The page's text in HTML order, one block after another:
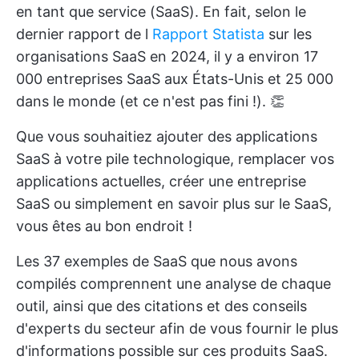
en tant que service (SaaS). En fait, selon le
dernier rapport de l Rapport Statista sur les
organisations SaaS en 2024, il y a environ 17
000 entreprises SaaS aux États-Unis et 25 000
dans le monde (et ce n'est pas fini !). 👏
Que vous souhaitiez ajouter des applications
SaaS à votre pile technologique, remplacer vos
applications actuelles, créer une entreprise
SaaS ou simplement en savoir plus sur le SaaS,
vous êtes au bon endroit !
Les 37 exemples de SaaS que nous avons
compilés comprennent une analyse de chaque
outil, ainsi que des citations et des conseils
d'experts du secteur afin de vous fournir le plus
d'informations possible sur ces produits SaaS.